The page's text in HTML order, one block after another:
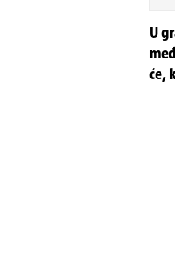
U
će,